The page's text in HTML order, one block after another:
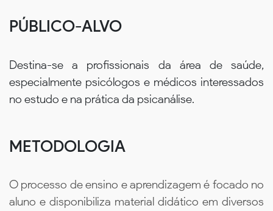
PÚBLICO-ALVO
Destina-se a profissionais da área de saúde,
especialmente psicólogos e médicos interessados
no estudo e na prática da psicanálise.
METODOLOGIA
O processo de ensino e aprendizagem é focado no
aluno e disponibiliza material didático em diversos